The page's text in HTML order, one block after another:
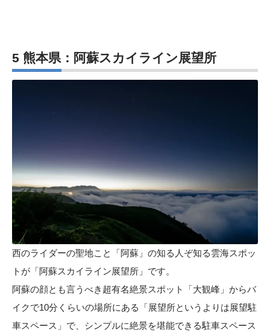
5 熊本県：阿蘇スカイライン展望所
西のライダーの聖地こと「阿蘇」の知る人ぞ知る雲海スポッ
トが「阿蘇スカイライン展望所」です。
阿蘇の顔とも言うべき超有名絶景スポット「大観峰」からバ
イクで10分くらいの場所にある「展望所というよりは展望駐
車スペース」で、シンプルに絶景を堪能できる駐車スペース